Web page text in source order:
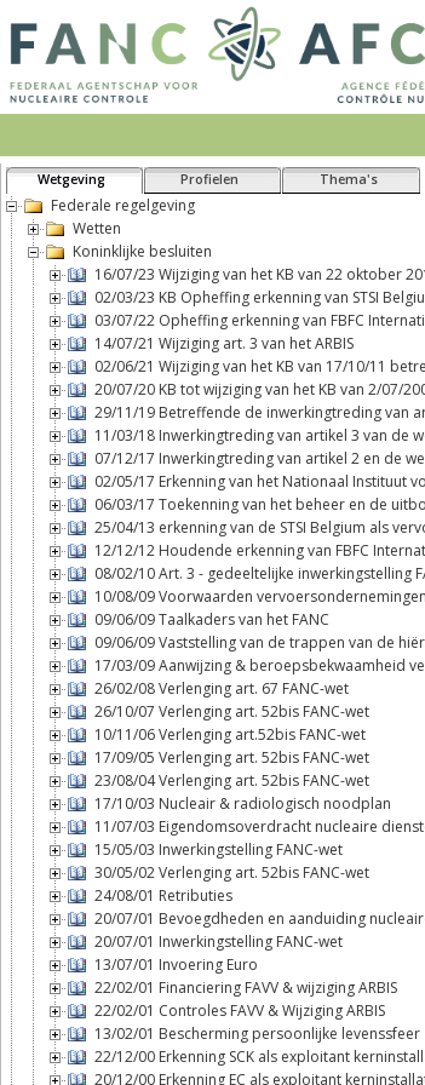
Wetgeving Profielen Thema's
Federale regelgeving
Wetten
Koninklijke besluiten
16/07/23 Wijziging van het KB van 22 oktober
02/03/23 KB Opheffing erkenning van STSI
03/07/22 Opheffing erkenning van FBFC
14/07/21 Wijziging art. 3 van het ARBIS
02/06/21 Wijziging van het KB van 17/10/11
20/07/20 KB tot wijziging van het KB van 2/07/
29/11/19 Betreffende de inwerkingtreding van
11/03/18 Inwerkingtreding van artikel 3 van de
07/12/17 Inwerkingtreding van artikel 2 en de
02/05/17 Erkenning van het Nationaal Instituut
06/03/17 Toekenning van het beheer en de
25/04/13 erkenning van de STSI Belgium als
12/12/12 Houdende erkenning van FBFC
08/02/10 Art. 3 - gedeeltelijke inwerkingstelling
10/08/09 Voorwaarden vervoersondernemingen
09/06/09 Taalkaders van het FANC
09/06/09 Vaststelling van de trappen van de
17/03/09 Aanwijzing & beroepsbekwaamheid
26/02/08 Verlenging art. 67 FANC-wet
26/10/07 Verlenging art. 52bis FANC-wet
10/11/06 Verlenging art.52bis FANC-wet
17/09/05 Verlenging art. 52bis FANC-wet
23/08/04 Verlenging art. 52bis FANC-wet
17/10/03 Nucleair & radiologisch noodplan
11/07/03 Eigendomsoverdracht nucleaire
15/05/03 Inwerkingstelling FANC-wet
30/05/02 Verlenging art. 52bis FANC-wet
24/08/01 Retributies
20/07/01 Bevoegdheden en aanduiding
20/07/01 Inwerkingstelling FANC-wet
13/07/01 Invoering Euro
22/02/01 Financiering FAVV & wijziging ARBIS
22/02/01 Controles FAVV & Wijziging ARBIS
13/02/01 Bescherming persoonlijke levenssfeer
22/12/00 Erkenning SCK als exploitant
20/12/00 Erkenning EC als exploitant